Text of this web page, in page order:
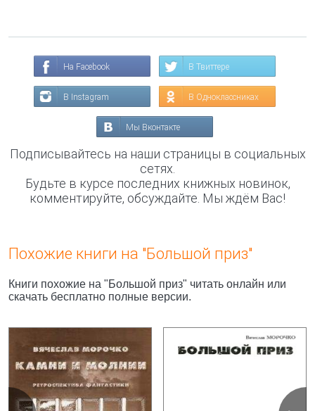
На Facebook В Твиттере
В Instagram В Одноклассниках
Мы Вконтакте
Подписывайтесь на наши страницы в социальных
сетях.
Будьте в курсе последних книжных новинок,
комментируйте, обсуждайте. Мы ждём Вас!
Похожие книги на "Большой приз"
Книги похожие на "Большой приз" читать онлайн или
скачать бесплатно полные версии.